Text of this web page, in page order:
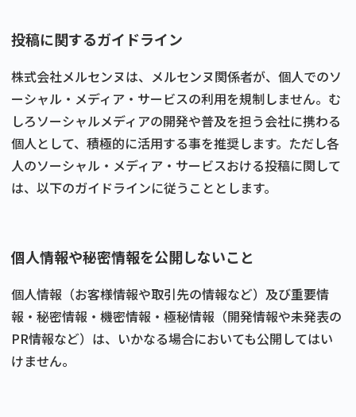
投稿に関するガイドライン
株式会社メルセンヌは、メルセンヌ関係者が、個人でのソ
ーシャル・メディア・サービスの利用を規制しません。む
しろソーシャルメディアの開発や普及を担う会社に携わる
個人として、積極的に活用する事を推奨します。ただし各
人のソーシャル・メディア・サービスおける投稿に関して
は、以下のガイドラインに従うこととします。
個人情報や秘密情報を公開しないこと
個人情報（お客様情報や取引先の情報など）及び重要情
報・秘密情報・機密情報・極秘情報（開発情報や未発表の
PR情報など）は、いかなる場合においても公開してはい
けません。